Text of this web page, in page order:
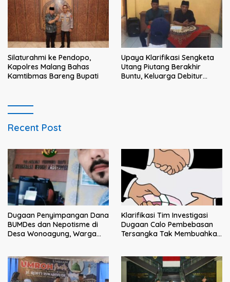
Silaturahmi ke Pendopo,
Kapolres Malang Bahas
Kamtibmas Bareng Bupati
Upaya Klarifikasi Sengketa
Utang Piutang Berakhir
Buntu, Keluarga Debitur
Recent Post
Dugaan Penyimpangan Dana
BUMDes dan Nepotisme di
Desa Wonoagung, Warga
Klarifikasi Tim Investigasi
Dugaan Calo Pembebasan
Tersangka Tak Membuahkan